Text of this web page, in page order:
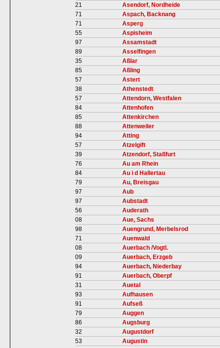
21
Asendorf, Nordheide
71
Aspach, Backnang
71
Asperg
55
Aspisheim
97
Assamstadt
89
Asselfingen
35
Aßlar
85
Aßling
57
Astert
38
Athenstedt
57
Attendorn, Westfalen
84
Attenhofen
85
Attenkirchen
88
Attenweiler
94
Atting
57
Atzelgift
39
Atzendorf, Staßfurt
76
Au am Rhein
84
Au i d Hallertau
79
Au, Breisgau
97
Aub
97
Aubstadt
56
Auderath
08
Aue, Sachs
98
Auengrund, Merbelsrod
71
Auenwald
08
Auerbach /Vogtl.
09
Auerbach, Erzgeb
94
Auerbach, Niederbay
91
Auerbach, Oberpf
31
Auetal
93
Aufhausen
91
Aufseß
79
Auggen
86
Augsburg
32
Augustdorf
53
Augustin